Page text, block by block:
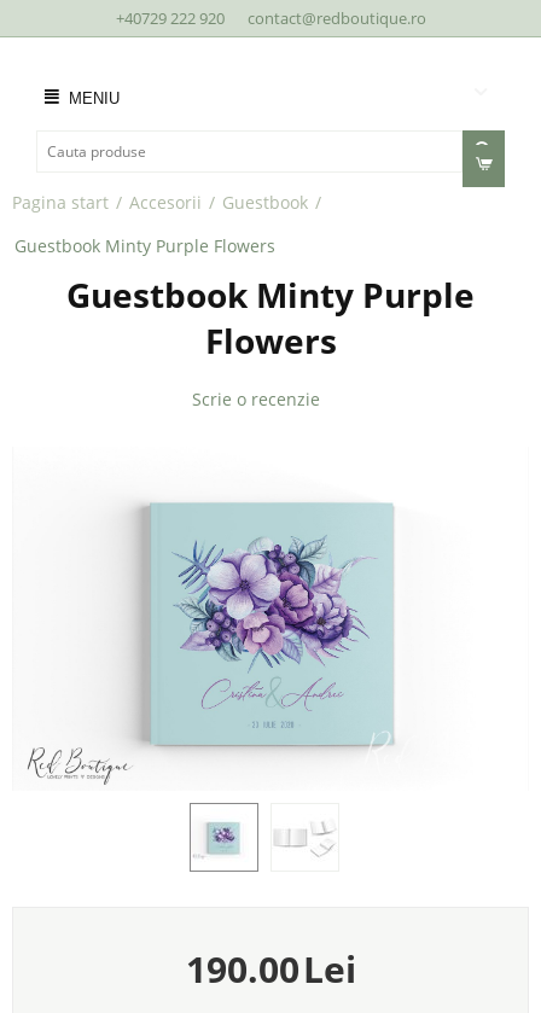
+40729 222 920 contact@redboutique.ro
MENIU
Pagina start / Accesorii / Guestbook /
Guestbook Minty Purple Flowers
Guestbook Minty Purple
Flowers
Scrie o recenzie
190.00Lei